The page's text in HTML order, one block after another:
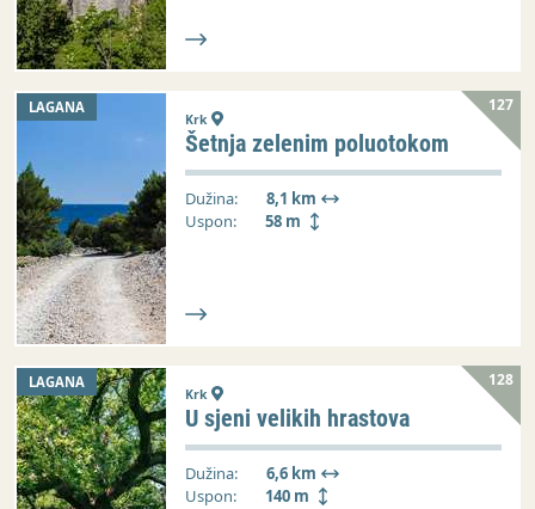
LAGANA 127
Krk
Šetnja zelenim poluotokom
Dužina:
8,1 km
Uspon:
58 m
LAGANA 128
Krk
U sjeni velikih hrastova
Dužina:
6,6 km
Uspon:
140 m